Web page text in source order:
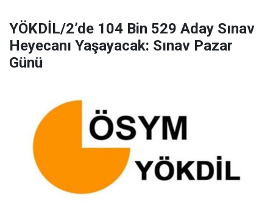
YÖKDİL/2’de 104 Bin 529 Aday Sınav
Heyecanı Yaşayacak: Sınav Pazar
Günü